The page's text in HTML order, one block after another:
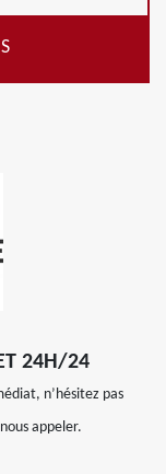
24H/24
n’hésitez pas
appeler.